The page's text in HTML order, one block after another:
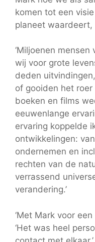
komen tot een
planeet
‘Miljoenen
wij voor grote
deden
of gooiden het roer
boeken en films
eeuwenlange
ervaring koppelde
ontwikkelingen:
ondernemen en
rechten van de
verrassend
verandering.’
‘Met Mark voor
‘Het was heel